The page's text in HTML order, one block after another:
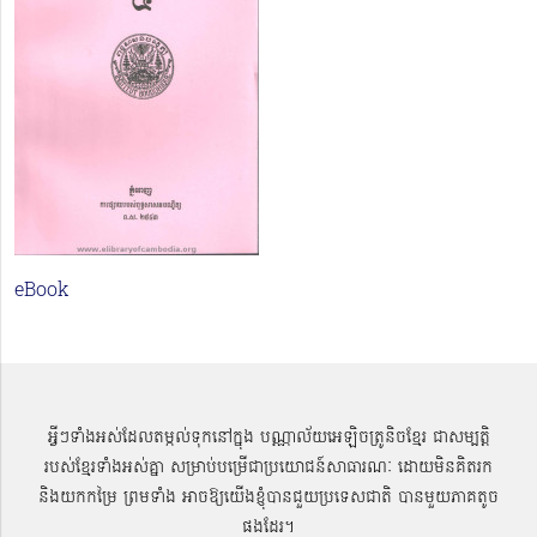
eBook
អ្វីៗទាំងអស់ដែលតម្កល់ទុកនៅក្នុង បណ្ណាល័យអេឡិចត្រូនិចខ្មែរ ជាសម្បតិ្ត
របស់ខ្មែរទាំងអស់គ្នា សម្រាប់បម្រើជាប្រយោជន៍សាធារណៈ ដោយមិនគិតរក
និងយកកម្រៃ ព្រមទាំង អាចឱ្យយើងខ្ញុំបានជួយប្រទេសជាតិ បានមួយភាគតូច
ផងដែរ។